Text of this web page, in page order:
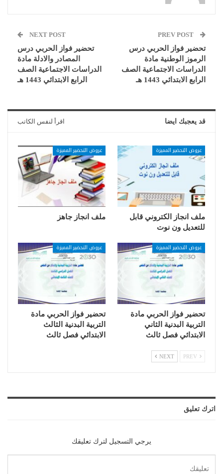
تحضير فواز الحربي درس
الرموز الوطنية مادة
الدراسات الاجتماعية الصف
الرابع الابتدائي 1443 هـ
NEXT POST
تحضير فواز الحربي درس
المصادر والادلة مادة
الدراسات الاجتماعية الصف
الرابع الابتدائي 1443 هـ
قد يعجبك ايضا اقرأ لنفس الكاتب
عروض التحضير المميزة
ملف انجاز الكتروني قابل
للتعديل ون نوت
عروض التحضير المميزة
ملف انجاز جاهز
عروض التحضير المميزة
تحضير فواز الحربي مادة
التربية البدنية الثاني
الابتدائي فصل ثالث
عروض التحضير المميزة
تحضير فواز الحربي مادة
التربية البدنية الثالث
الابتدائي فصل ثالث
NEXT
اترك تعليق
يرجي التسجيل لترك تعليقك